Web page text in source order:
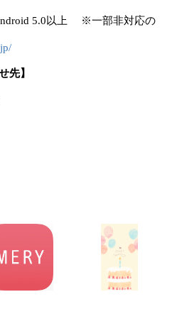
5.0以上 ※一部非対応の
先】